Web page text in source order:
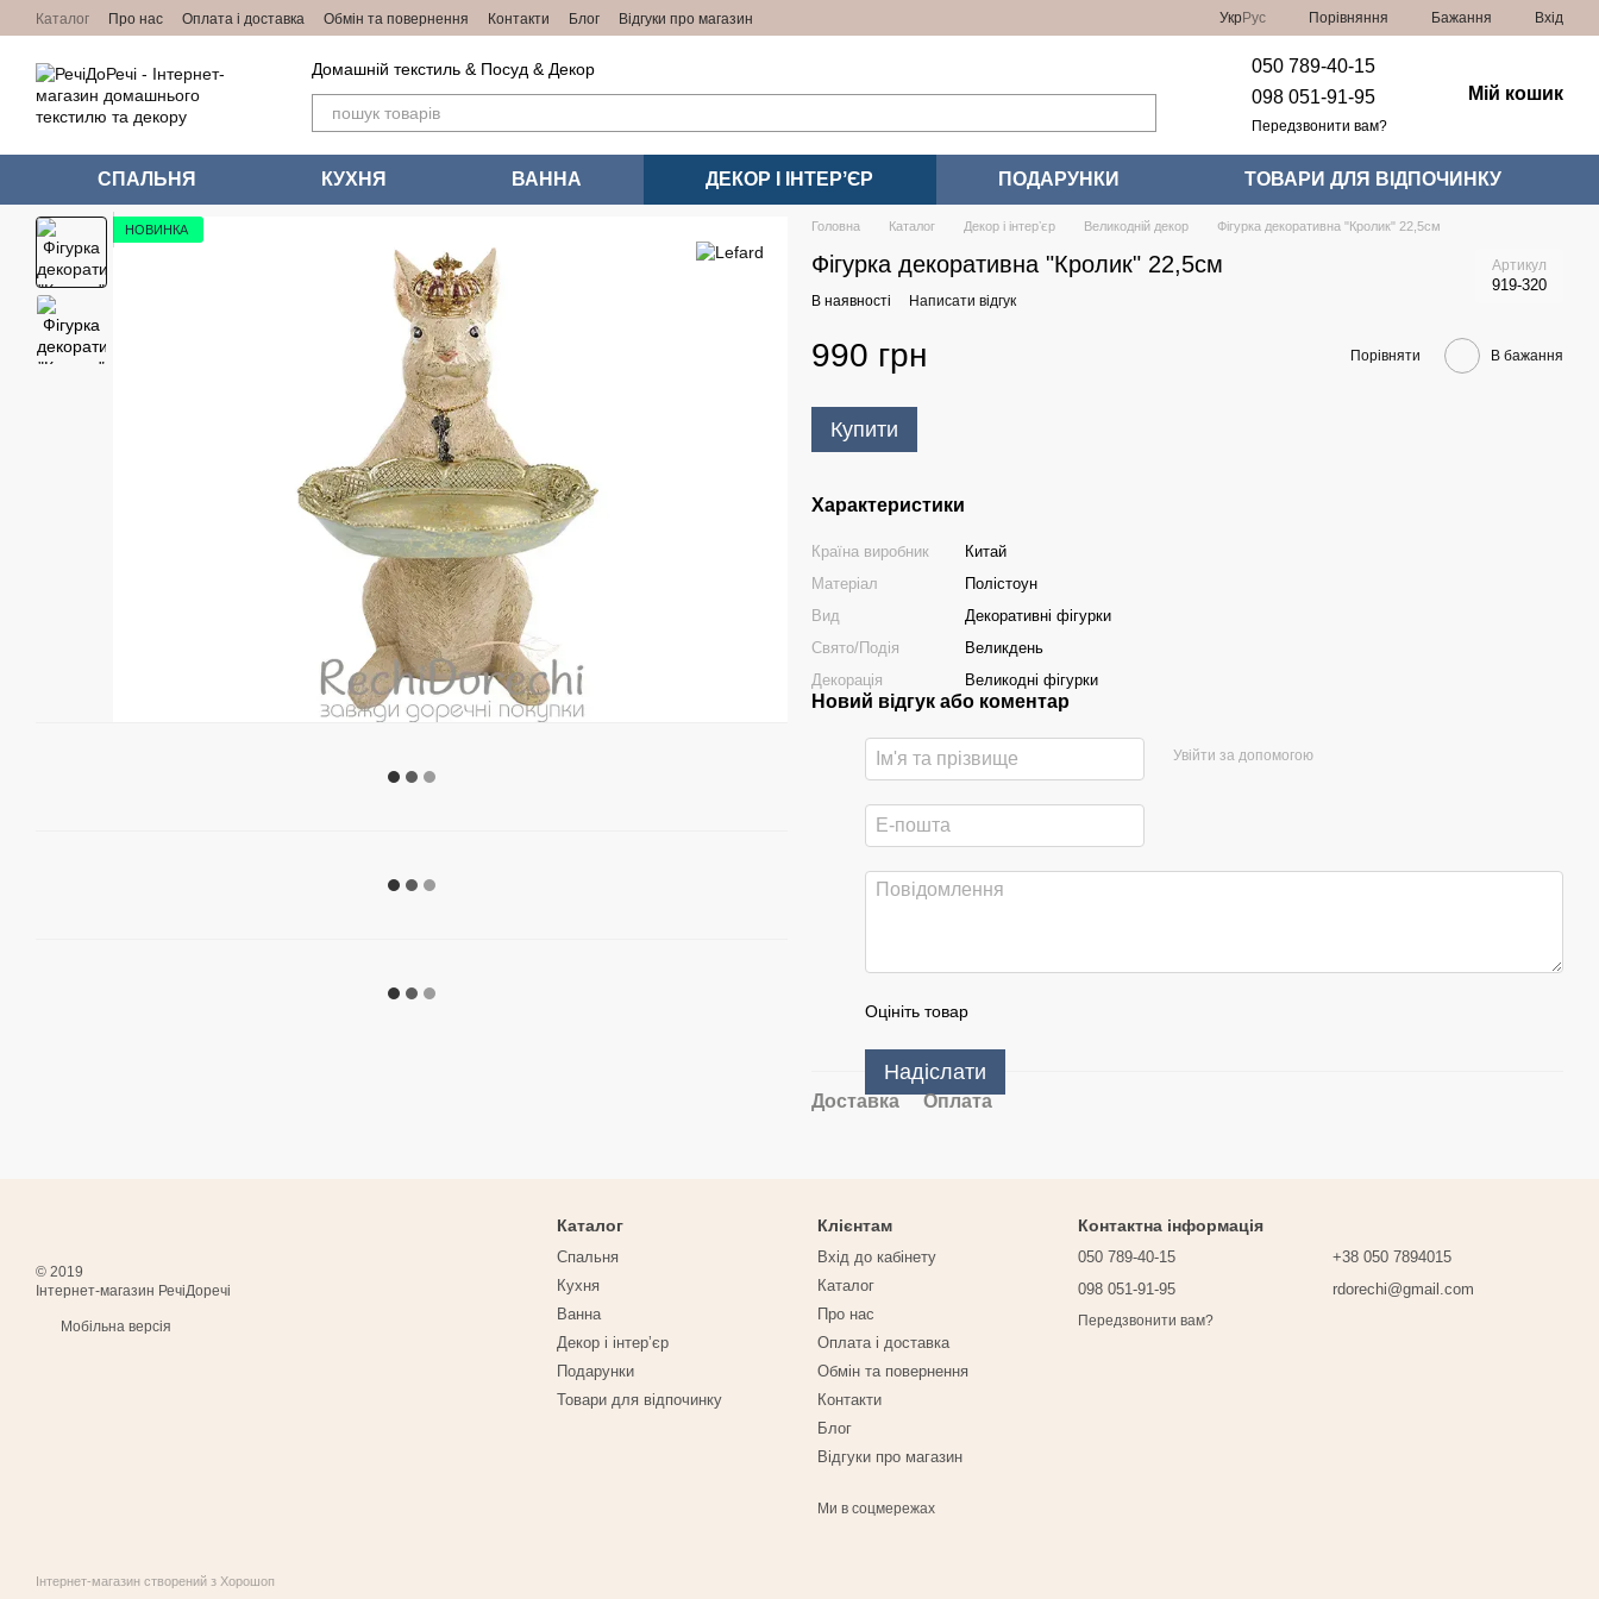
Перейти до основного контенту
Каталог Про нас Оплата і доставка Обмін та повернення Контакти Блог Відгуки про магазин УкрРус Порівняння Бажання Вхід
Домашній текстиль & Посуд & Декор
050 789-40-15
098 051-91-95
Передзвонити вам?
Мій кошик
СПАЛЬНЯ КУХНЯ ВАННА ДЕКОР І ІНТЕРʼЄР ПОДАРУНКИ ТОВАРИ ДЛЯ ВІДПОЧИНКУ
НОВИНКА Головна Каталог Декор і інтерʼєр Великодній декор Фігурка декоративна "Кролик" 22,5см
Фігурка декоративна "Кролик" 22,5см Артикул
919-320
В наявності Написати відгук
990 грн Порівняти В бажання
Купити
Характеристики
Країна виробник
Китай
Матеріал
Полістоун
Вид
Декоративні фігурки
Свято/Подія
Великдень
Декорація
Великодні фігурки
Новий відгук або коментар
Увійти за допомогою
Оцініть товар
Надіслати
Доставка Оплата
© 2019
Інтернет-магазин РечіДоречі
Мобільна версія
Інтернет-магазин створений з Хорошоп
Каталог
Спальня
Кухня
Ванна
Декор і інтерʼєр
Подарунки
Товари для відпочинку
Клієнтам
Вхід до кабінету
Каталог
Про нас
Оплата і доставка
Обмін та повернення
Контакти
Блог
Відгуки про магазин
Ми в соцмережах
Контактна інформація
050 789-40-15
098 051-91-95
Передзвонити вам?
+38 050 7894015
rdorechi@gmail.com